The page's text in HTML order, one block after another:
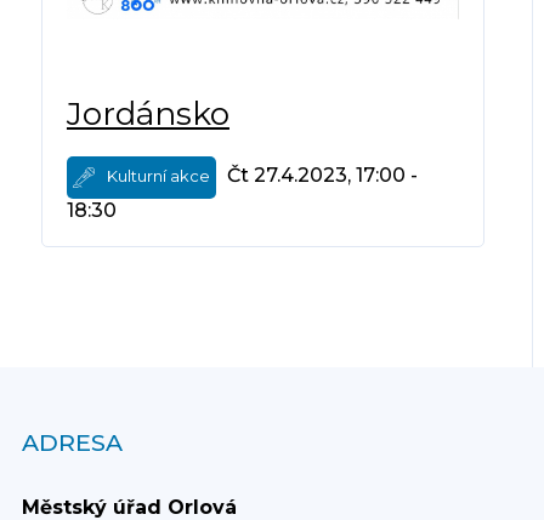
Jordánsko
Kulturní akce
Čt 27.4.2023, 17:00 -
18:30
ADRESA
Městský úřad Orlová